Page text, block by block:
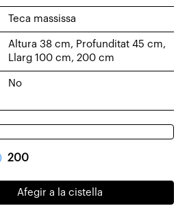
Teca massissa
Altura 38 cm, Profunditat 45 cm,
Llarg 100 cm, 200 cm
No
-200
Afegir a la cistella